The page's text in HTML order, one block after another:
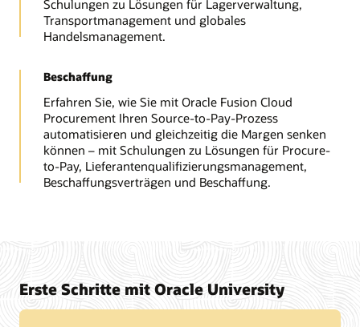
Schulungen zu Lösungen für Lagerverwaltung,
Transportmanagement und globales
Handelsmanagement.
Beschaffung
Erfahren Sie, wie Sie mit Oracle Fusion Cloud
Procurement Ihren Source-to-Pay-Prozess
automatisieren und gleichzeitig die Margen senken
können – mit Schulungen zu Lösungen für Procure-
to-Pay, Lieferantenqualifizierungsmanagement,
Beschaffungsverträgen und Beschaffung.
Erste Schritte mit Oracle University